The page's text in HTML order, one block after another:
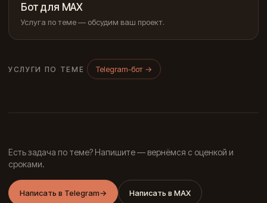
Бот для MAX
Услуга по теме — обсудим ваш проект.
УСЛУГИ ПО ТЕМЕ Telegram-бот →
Есть задача по теме? Напишите — вернёмся с оценкой и
сроками.
Написать в Telegram→ Написать в MAX